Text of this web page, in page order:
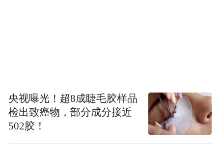
央视曝光！超8成睫毛胶样品
检出致癌物，部分成分接近
502胶！